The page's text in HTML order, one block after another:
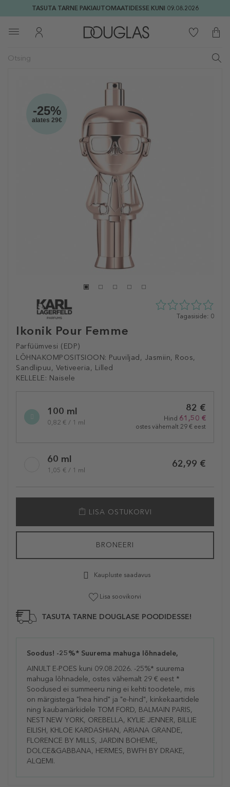
TASUTA TARNE PAKIAUTOMAATIDESSE KUNI 09.08.2026
-25%
alates 29€
Ikonik Pour Femme
Parfüümvesi (EDP)
LÕHNAKOMPOSITSIOON: Puuviljad, Jasmiin, Roos,
Sandlipuu, Vetiveeria, Lilled
KELLELE: Naisele
0
Tagasiside: 0
variation100 ml
0,82 € / 1 ml
82 €
Hind 61,50 €
ostes vähemalt 29 € eest
60 ml
1,05 € / 1 ml
62,99 €
LISA OSTUKORVI
BRONEERI
Kaupluste saadavus
Lisa soovikorvi
TASUTA TARNE DOUGLASE POODIDESSE!
Soodus! -25%* Suurema mahuga lõhnadele,
AINULT E-POES kuni 09.08.2026. -25%* suurema
mahuga lõhnadele, ostes vähemalt 29 € eest *
Soodused ei summeeru ning ei kehti toodetele, mis
on märgistega "hea hind" ja "e-hind", kinkekaartidele
ning kaubamärkidele TOM FORD, BALMAIN PARIS,
NEST NEW YORK, OREBELLA, KYLIE JENNER, BILLIE
EILISH, KHLOE KARDASHIAN, ARIANA GRANDE,
FLORENCE BY MILLS, JARDIN BOHEME,
DOLCE&GABBANA, HERMES, BWFH BY DRAKE,
ALQEMI.